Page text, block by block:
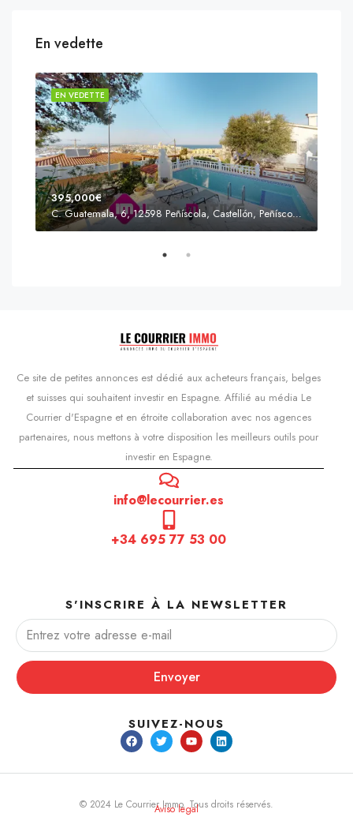
En vedette
EN VEDETTE
395,000€
C. Guatemala, 6, 12598 Peñíscola, Castellón, Peñíscola, Communauté valencienne
Ce site de petites annonces est dédié aux acheteurs français, belges
et suisses qui souhaitent investir en Espagne. Affilié au média Le
Courrier d'Espagne et en étroite collaboration avec nos agences
partenaires, nous mettons à votre disposition les meilleurs outils pour
investir en Espagne.
info@lecourrier.es
+34 695 77 53 00
S'INSCRIRE À LA NEWSLETTER
Envoyer
SUIVEZ-NOUS
© 2024 Le Courrier Immo. Tous droits réservés.
Aviso legal